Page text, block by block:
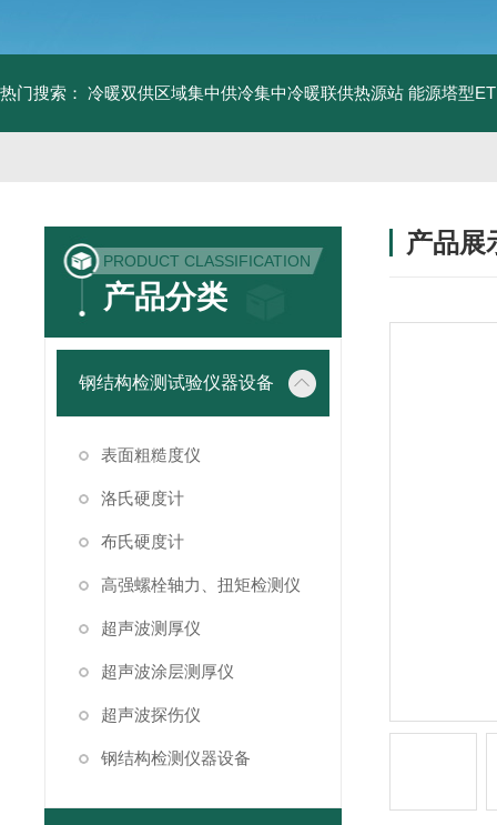
热门搜索： 冷暖双供区域集中供冷集中冷暖联供热源站 能源塔型
PRODUCT CLASSIFICATION
产品分类
钢结构检测试验仪器设备
表面粗糙度仪
洛氏硬度计
布氏硬度计
高强螺栓轴力、扭矩检测仪
超声波测厚仪
超声波涂层测厚仪
超声波探伤仪
钢结构检测仪器设备
产品展